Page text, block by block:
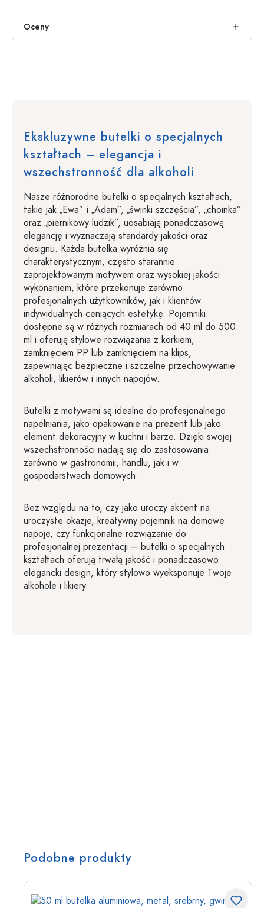
Oceny
Ekskluzywne butelki o specjalnych
kształtach – elegancja i
wszechstronność dla alkoholi
Nasze różnorodne butelki o specjalnych kształtach,
takie jak „Ewa” i „Adam”, „świnki szczęścia”, „choinka”
oraz „piernikowy ludzik”, uosabiają ponadczasową
elegancję i wyznaczają standardy jakości oraz
designu. Każda butelka wyróżnia się
charakterystycznym, często starannie
zaprojektowanym motywem oraz wysokiej jakości
wykonaniem, które przekonuje zarówno
profesjonalnych użytkowników, jak i klientów
indywidualnych ceniących estetykę. Pojemniki
dostępne są w różnych rozmiarach od 40 ml do 500
ml i oferują stylowe rozwiązania z korkiem,
zamknięciem PP lub zamknięciem na klips,
zapewniając bezpieczne i szczelne przechowywanie
alkoholi, likierów i innych napojów.
Butelki z motywami są idealne do profesjonalnego
napełniania, jako opakowanie na prezent lub jako
element dekoracyjny w kuchni i barze. Dzięki swojej
wszechstronności nadają się do zastosowania
zarówno w gastronomii, handlu, jak i w
gospodarstwach domowych.
Bez względu na to, czy jako uroczy akcent na
uroczyste okazje, kreatywny pojemnik na domowe
napoje, czy funkcjonalne rozwiązanie do
profesjonalnej prezentacji – butelki o specjalnych
kształtach oferują trwałą jakość i ponadczasowo
elegancki design, który stylowo wyeksponuje Twoje
alkohole i likiery.
Podobne produkty